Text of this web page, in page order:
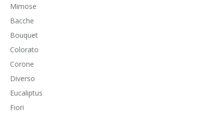
Mimose
Bacche
Bouquet
Colorato
Corone
Diverso
Eucaliptus
Fiori